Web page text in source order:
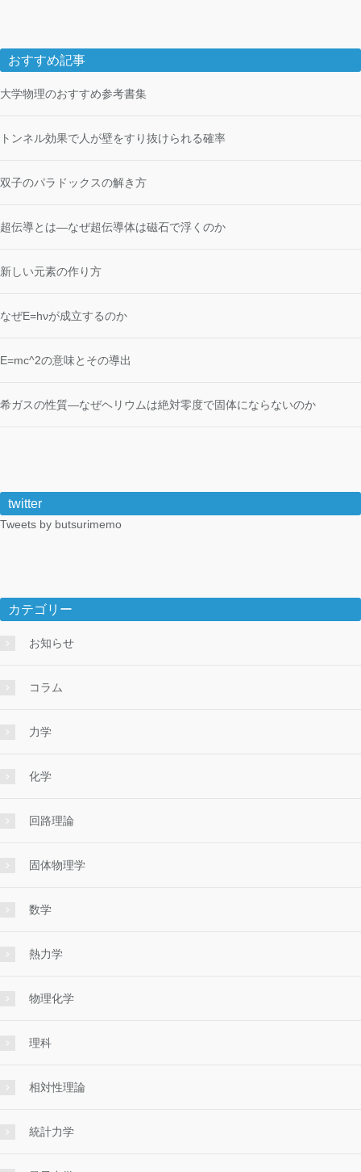
おすすめ記事
大学物理のおすすめ参考書集
トンネル効果で人が壁をすり抜けられる確率
双子のパラドックスの解き方
超伝導とは―なぜ超伝導体は磁石で浮くのか
新しい元素の作り方
なぜE=hνが成立するのか
E=mc^2の意味とその導出
希ガスの性質―なぜヘリウムは絶対零度で固体にならないのか
twitter
Tweets by butsurimemo
カテゴリー
お知らせ
コラム
力学
化学
回路理論
固体物理学
数学
熱力学
物理化学
理科
相対性理論
統計力学